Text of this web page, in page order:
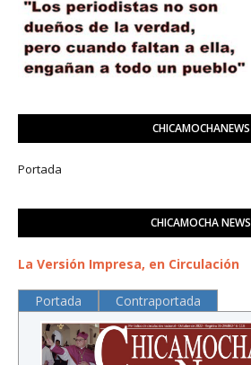
CHICAMOCHANEWS
Portada
CHICAMOCHA NEWS
La Versión Impresa, en Circulación
Portada Contraportada